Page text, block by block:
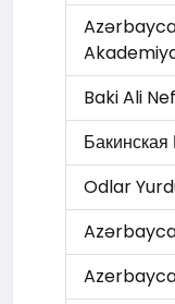
Baki Ali
Odlar